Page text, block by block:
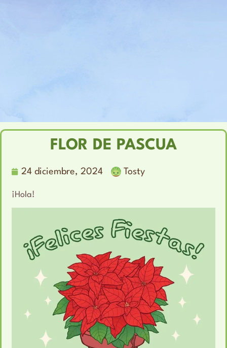
FLOR DE PASCUA
24 diciembre, 2024 Tosty
¡Hola!